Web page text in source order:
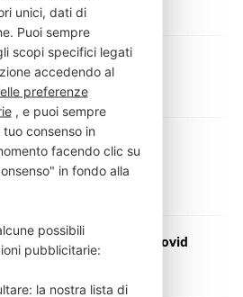
nato EUDF Italia
una battaglia ancora da
su nuova variante Covid
unici, dati di
Puoi sempre
scopi specifici legati
accedendo al
preferenze
, e puoi sempre
consenso in
facendo clic su
in fondo alla
possibili
pubblicitarie:
la nostra lista di